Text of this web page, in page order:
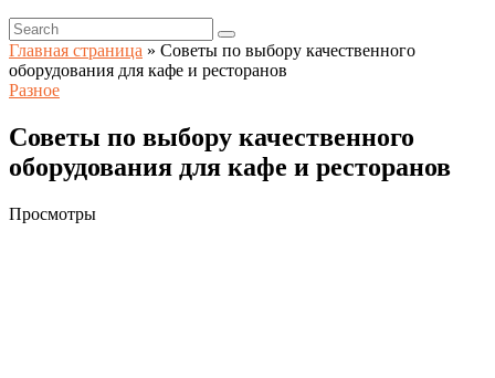
Главная страница » Советы по выбору качественного
оборудования для кафе и ресторанов
Разное
Советы по выбору качественного
оборудования для кафе и ресторанов
Просмотры